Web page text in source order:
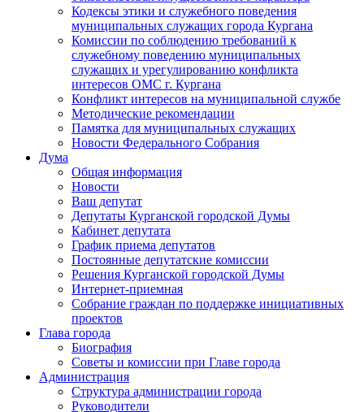
Кодексы этики и служебного поведения
муниципальных служащих города Кургана
Комиссии по соблюдению требований к
служебному поведению муниципальных
служащих и урегулированию конфликта
интересов ОМС г. Кургана
Конфликт интересов на муниципальной службе
Методические рекомендации
Памятка для муниципальных служащих
Новости Федерального Cобрания
Дума
Общая информация
Новости
Ваш депутат
Депутаты Курганской городской Думы
Кабинет депутата
График приема депутатов
Постоянные депутатские комиссии
Решения Курганской городской Думы
Интернет-приемная
Собрание граждан по поддержке инициативных
проектов
Глава города
Биография
Советы и комиссии при Главе города
Администрация
Структура администрации города
Руководители